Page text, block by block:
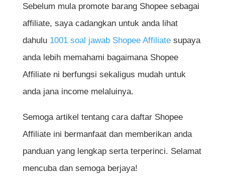
Sebelum mula promote barang Shopee sebagai
affiliate, saya cadangkan untuk anda lihat
dahulu 1001 soal jawab Shopee Affiliatesupaya
anda lebih memahami bagaimana Shopee
Affiliate ni berfungsi sekaligus mudah untuk
anda jana income melaluinya.
Semoga artikel tentang cara daftar Shopee
Affiliate ini bermanfaat dan memberikan anda
panduan yang lengkap serta terperinci. Selamat
mencuba dan semoga berjaya!